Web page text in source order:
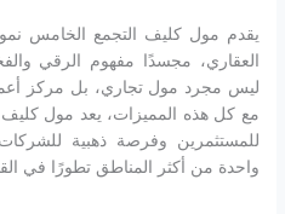
يقدم مول كليف التجمع الخامس
العقاري، مجسدًا مفهوم الرقي
ليس مجرد مول تجاري، بل مركز أعمال
مع كل هذه المميزات، يعد مول كليف
للمستثمرين وفرصة ذهبية
واحدة من أكثر المناطق تطورًا في